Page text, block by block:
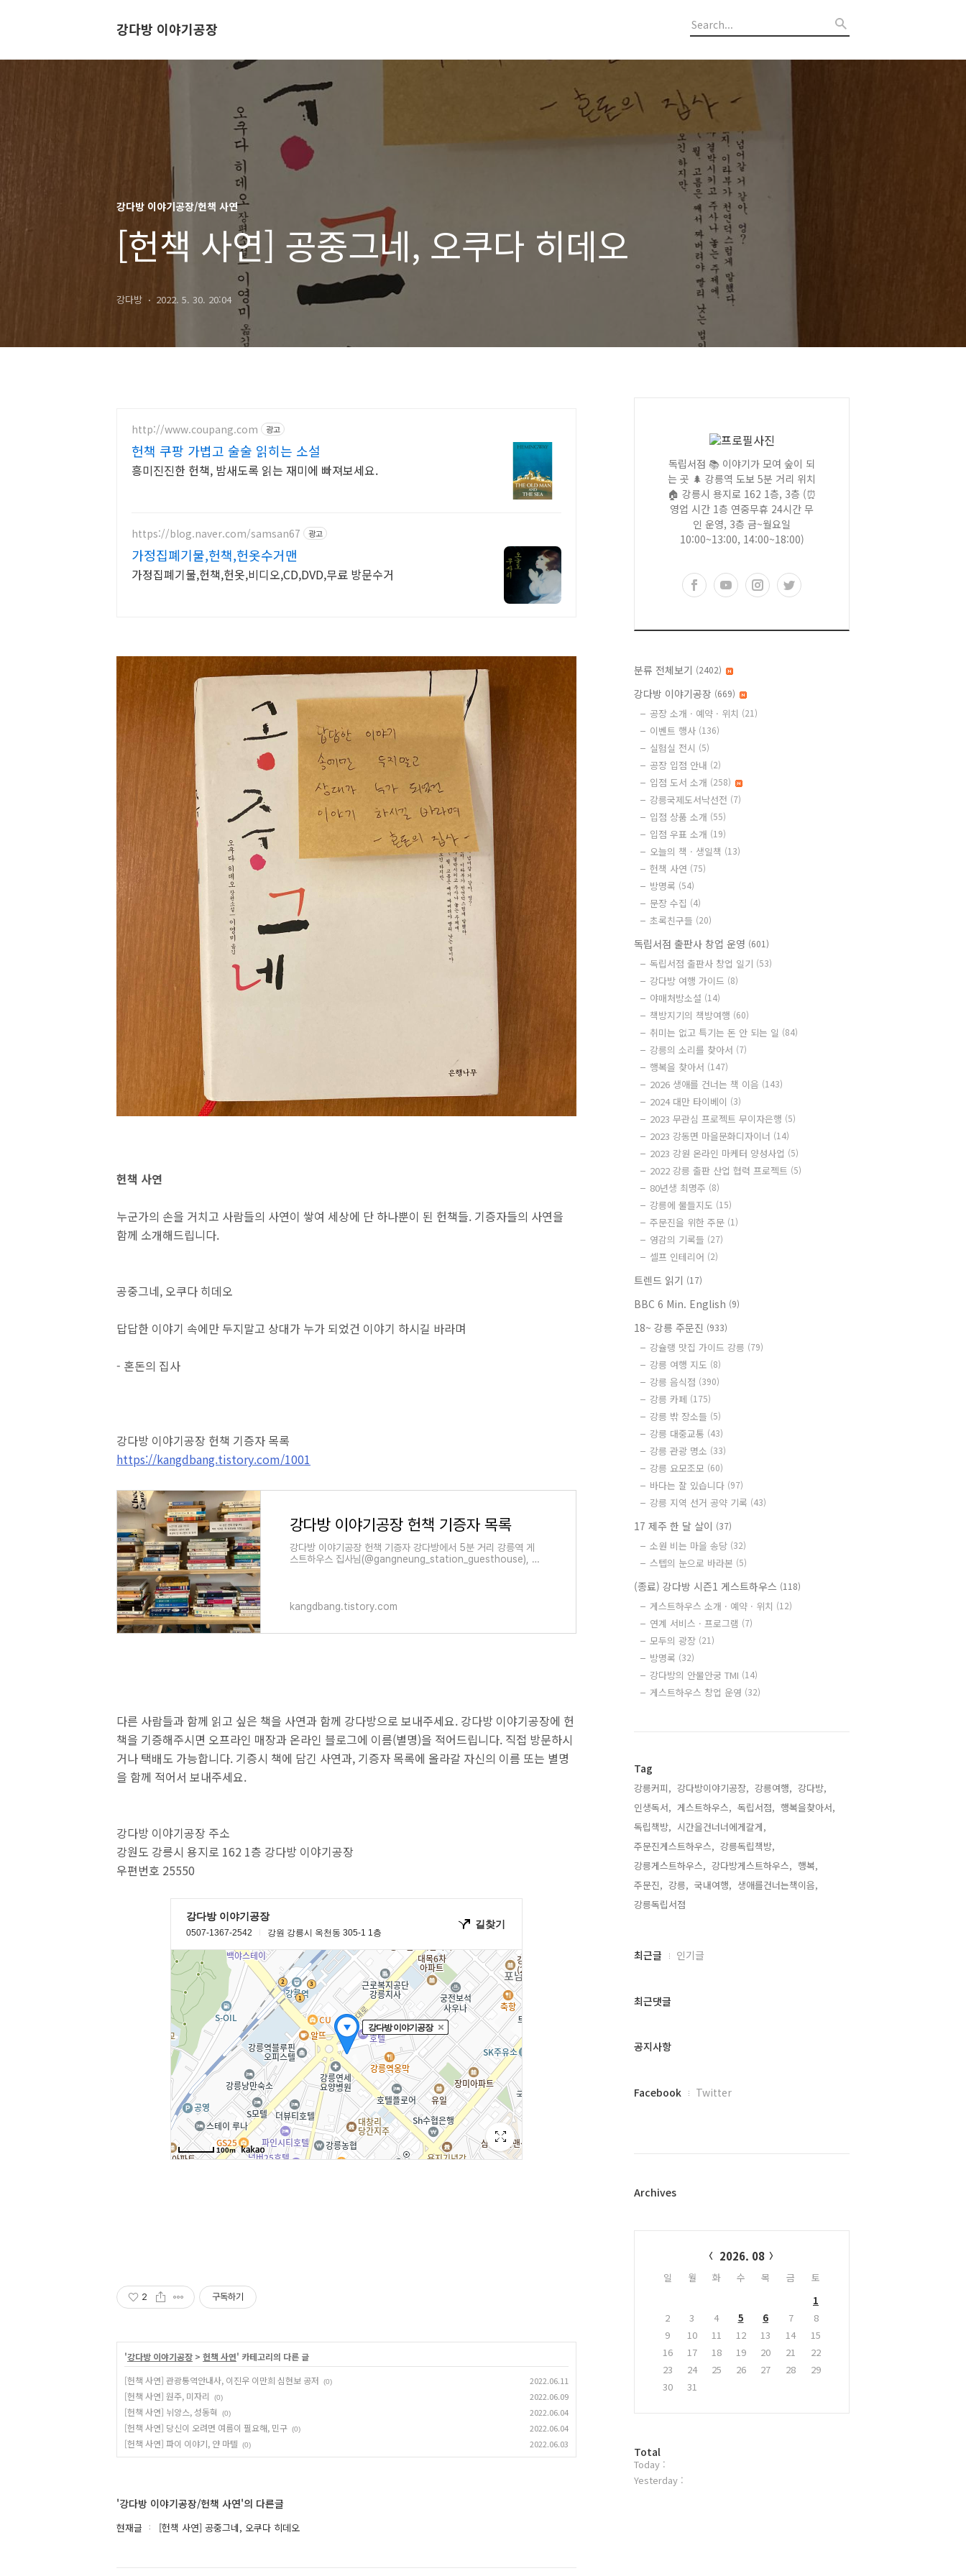
강다방 이야기공장
강다방 이야기공장/헌책 사연
[헌책 사연] 공중그네, 오쿠다 히데오
강다방 2022. 5. 30. 20:04
http://www.coupang.com 광고
헌책 쿠팡 가볍고 술술 읽히는 소설
흥미진진한 헌책, 밤새도록 읽는 재미에 빠져보세요.
https://blog.naver.com/samsan67 광고
가정집폐기물,헌책,헌옷수거맨
가정집폐기물,헌책,헌옷,비디오,CD,DVD,무료 방문수거
헌책 사연
누군가의 손을 거치고 사람들의 사연이 쌓여 세상에 단 하나뿐이 된 헌책들. 기증자들의 사연을
함께 소개해드립니다.
공중그네, 오쿠다 히데오
답답한 이야기 속에만 두지말고 상대가 누가 되었건 이야기 하시길 바라며
- 혼돈의 집사
강다방 이야기공장 헌책 기증자 목록
https://kangdbang.tistory.com/1001
강다방 이야기공장 헌책 기증자 목록
강다방 이야기공장 헌책 기증자 강다방에서 5분 거리 강릉역 게
스트하우스 집사님(@gangneung_station_guesthouse), 강
kangdbang.tistory.com
다른 사람들과 함께 읽고 싶은 책을 사연과 함께 강다방으로 보내주세요. 강다방 이야기공장에 헌
책을 기증해주시면 오프라인 매장과 온라인 블로그에 이름(별명)을 적어드립니다. 직접 방문하시
거나 택배도 가능합니다. 기증시 책에 담긴 사연과, 기증자 목록에 올라갈 자신의 이름 또는 별명
을 함께 적어서 보내주세요.
강다방 이야기공장 주소
강원도 강릉시 용지로 162 1층 강다방 이야기공장
우편번호 25550
2 구독하기
'강다방 이야기공장 > 헌책 사연' 카테고리의 다른 글
[헌책 사연] 관광통역안내사, 이진우 이만희 심현보 공저
(0) 2022.06.11
[헌책 사연] 원주, 미자리 (0) 2022.06.09
[헌책 사연] 뉘앙스, 성동혁 (0) 2022.06.04
[헌책 사연] 당신이 오려면 여름이 필요해, 민구 (0) 2022.06.04
[헌책 사연] 파이 이야기, 얀 마텔 (0) 2022.06.03
'강다방 이야기공장/헌책 사연'의 다른글
현재글 [헌책 사연] 공중그네, 오쿠다 히데오
독립서점 📚 이야기가 모여 숲이 되
는 곳 🌲 강릉역 도보 5분 거리 위치
🏠 강릉시 용지로 162 1층, 3층 (⏰
영업 시간 1층 연중무휴 24시간 무
인 운영, 3층 금~월요일
10:00~13:00, 14:00~18:00)
분류 전체보기 (2402)
강다방 이야기공장 (669)
공장 소개 · 예약 · 위치 (21)
이벤트 행사 (136)
실험실 전시 (5)
공장 입점 안내 (2)
입점 도서 소개 (258)
강릉국제도서낙선전 (7)
입점 상품 소개 (55)
입점 우표 소개 (19)
오늘의 책 · 생일책 (13)
헌책 사연 (75)
방명록 (54)
문장 수집 (4)
초록친구들 (20)
독립서점 출판사 창업 운영 (601)
독립서점 출판사 창업 일기 (53)
강다방 여행 가이드 (8)
야매처방소설 (14)
책방지기의 책방여행 (60)
취미는 없고 특기는 돈 안 되는 일 (84)
강릉의 소리를 찾아서 (7)
행복을 찾아서 (147)
2026 생애를 건너는 책 이음 (143)
2024 대만 타이베이 (3)
2023 무관심 프로젝트 무이자은행 (5)
2023 강동면 마을문화디자이너 (14)
2023 강원 온라인 마케터 양성사업 (5)
2022 강릉 출판 산업 협력 프로젝트 (5)
80년생 최명주 (8)
강릉에 물들지도 (15)
주문진을 위한 주문 (1)
영감의 기록들 (27)
셀프 인테리어 (2)
트렌드 읽기 (17)
BBC 6 Min. English (9)
18~ 강릉 주문진 (933)
강슐랭 맛집 가이드 강릉 (79)
강릉 여행 지도 (8)
강릉 음식점 (390)
강릉 카페 (175)
강릉 밖 장소들 (5)
강릉 대중교통 (43)
강릉 관광 명소 (33)
강릉 요모조모 (60)
바다는 잘 있습니다 (97)
강릉 지역 선거 공약 기록 (43)
17 제주 한 달 살이 (37)
소원 비는 마을 송당 (32)
스텝의 눈으로 바라본 (5)
(종료) 강다방 시즌1 게스트하우스 (118)
게스트하우스 소개 · 예약 · 위치 (12)
연계 서비스 · 프로그램 (7)
모두의 광장 (21)
방명록 (32)
강다방의 안물안궁 TMI (14)
게스트하우스 창업 운영 (32)
Tag
강릉커피, 강다방이야기공장, 강릉여행, 강다방,
인생독서, 게스트하우스, 독립서점, 행복을찾아서,
독립책방, 시간을건너너에게갈게,
주문진게스트하우스, 강릉독립책방,
강릉게스트하우스, 강다방게스트하우스, 행복,
주문진, 강릉, 국내여행, 생애를건너는책이음,
강릉독립서점,
최
과
글
최근글 인기글
최근댓글
공지사항
페
플
Facebook Twitter
Archives
2026. 08
일 월 화 수 목 금
토
1
2
3 4 5 6 7
8
9
10 11 12 13 14
15
16
17 18 19 20 21
22
23
24 25 26 27 28
29
30
31
방
문
자
Total
Today :
Yesterday :